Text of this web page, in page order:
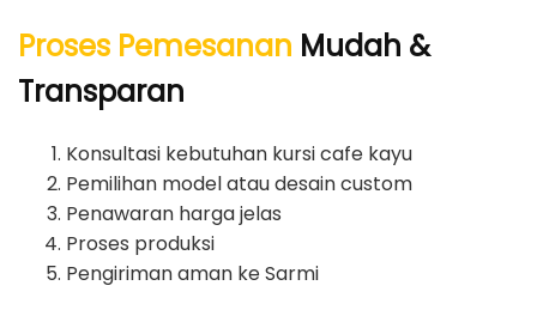
Proses Pemesanan Mudah &
Transparan
Konsultasi kebutuhan kursi cafe kayu
Pemilihan model atau desain custom
Penawaran harga jelas
Proses produksi
Pengiriman aman ke Sarmi